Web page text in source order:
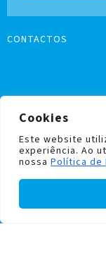
Cookies
Este website
experiência. Ao
nossa Política de
LIVRO DE
POLÍTICA DE
CONTACTOS